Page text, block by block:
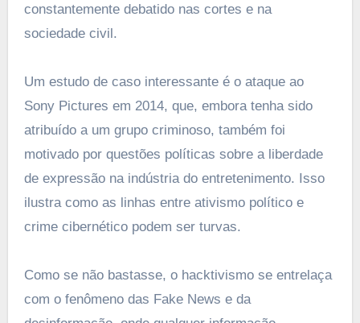
constantemente debatido nas cortes e na
sociedade civil.
Um estudo de caso interessante é o ataque ao
Sony Pictures em 2014, que, embora tenha sido
atribuído a um grupo criminoso, também foi
motivado por questões políticas sobre a liberdade
de expressão na indústria do entretenimento. Isso
ilustra como as linhas entre ativismo político e
crime cibernético podem ser turvas.
Como se não bastasse, o hacktivismo se entrelaça
com o fenômeno das Fake News e da